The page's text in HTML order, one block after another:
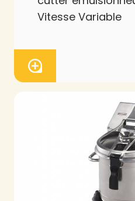
Vitesse Variable